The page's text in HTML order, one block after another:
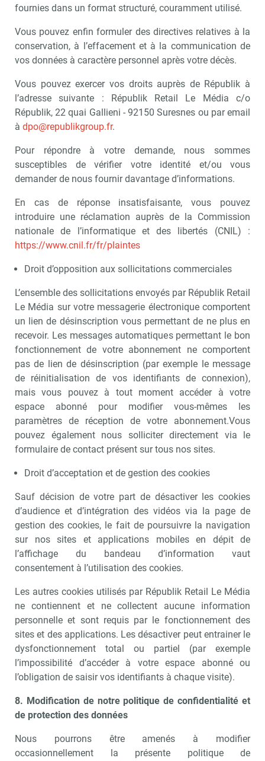
fournies dans un format structuré, couramment utilisé.
Vous pouvez enfin formuler des directives relatives à la
conservation, à l’effacement et à la communication de
vos données à caractère personnel après votre décès.
Vous pouvez exercer vos droits auprès de Républik à
l’adresse suivante : Républik Retail Le Média c/o
Républik, 22 quai Gallieni - 92150 Suresnes ou par email
à dpo@republikgroup.fr.
Pour répondre à votre demande, nous sommes
susceptibles de vérifier votre identité et/ou vous
demander de nous fournir davantage d’informations.
En cas de réponse insatisfaisante, vous pouvez
introduire une réclamation auprès de la Commission
nationale de l’informatique et des libertés (CNIL) :
https://www.cnil.fr/fr/plaintes
Droit d’opposition aux sollicitations commerciales
L’ensemble des sollicitations envoyés par Républik Retail
Le Média sur votre messagerie électronique comportent
un lien de désinscription vous permettant de ne plus en
recevoir. Les messages automatiques permettant le bon
fonctionnement de votre abonnement ne comportent
pas de lien de désinscription (par exemple le message
de réinitialisation de vos identifiants de connexion),
mais vous pouvez à tout moment accéder à votre
espace abonné pour modifier vous-mêmes les
paramètres de réception de votre abonnement.Vous
pouvez également nous solliciter directement via le
formulaire de contact présent sur tous nos sites.
Droit d’acceptation et de gestion des cookies
Sauf décision de votre part de désactiver les cookies
d’audience et d’intégration des vidéos via la page de
gestion des cookies, le fait de poursuivre la navigation
sur nos sites et applications mobiles en dépit de
l’affichage du bandeau d’information vaut
consentement à l’utilisation des cookies.
Les autres cookies utilisés par Républik Retail Le Média
ne contiennent et ne collectent aucune information
personnelle et sont requis par le fonctionnement des
sites et des applications. Les désactiver peut entrainer le
dysfonctionnement total ou partiel (par exemple
l’impossibilité d’accéder à votre espace abonné ou
l’obligation de saisir vos identifiants à chaque visite).
8. Modification de notre politique de confidentialité et
de protection des données
Nous pourrons être amenés à modifier
occasionnellement la présente politique de